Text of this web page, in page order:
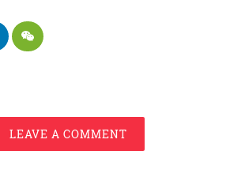
LEAVE A COMMENT